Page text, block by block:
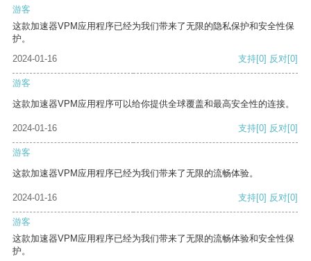
游客
这款加速器VPM应用程序已经为我们带来了无限的隐私保护和安全性保
护。
2024-01-16
支持[0] 反对[0]
游客
这款加速器VPM应用程序可以给你提供全球覆盖和最高安全性的连接。
2024-01-16 支持[0] 反对[0]
游客
这款加速器VPM应用程序已经为我们带来了无限的流畅体验。
2024-01-16 支持[0] 反对[0]
游客
这款加速器VPM应用程序已经为我们带来了无限的流畅体验和安全性保
护。